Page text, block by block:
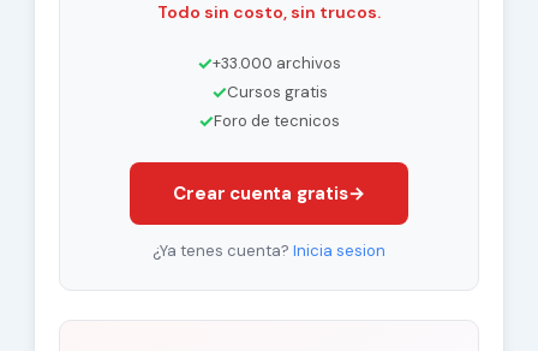
Todo sin costo, sin trucos.
✓+33.000 archivos
✓Cursos gratis
✓Foro de tecnicos
Crear cuenta gratis→
¿Ya tenes cuenta? Inicia sesion